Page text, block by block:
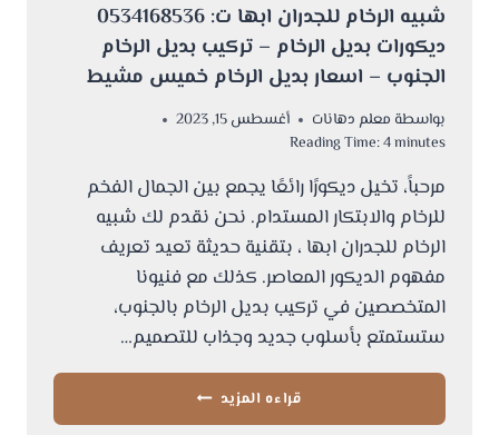
شبيه الرخام للجدران ابها ت: 0534168536
ديكورات بديل الرخام – تركيب بديل الرخام
الجنوب – اسعار بديل الرخام خميس مشيط
بواسطة معلم دهانات
أغسطس 15, 2023
Reading Time:4minutes
مرحباً، تخيل ديكورًا رائعًا يجمع بين الجمال الفخم
للرخام والابتكار المستدام. نحن نقدم لك شبيه
الرخام للجدران ابها ، بتقنية حديثة تعيد تعريف
مفهوم الديكور المعاصر. كذلك مع فنيونا
المتخصصين في تركيب بديل الرخام بالجنوب،
ستستمتع بأسلوب جديد وجذاب للتصميم…
قراءه المزيد شبيه